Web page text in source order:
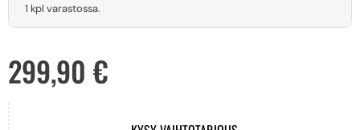
1 kpl varastossa.
299,90 €